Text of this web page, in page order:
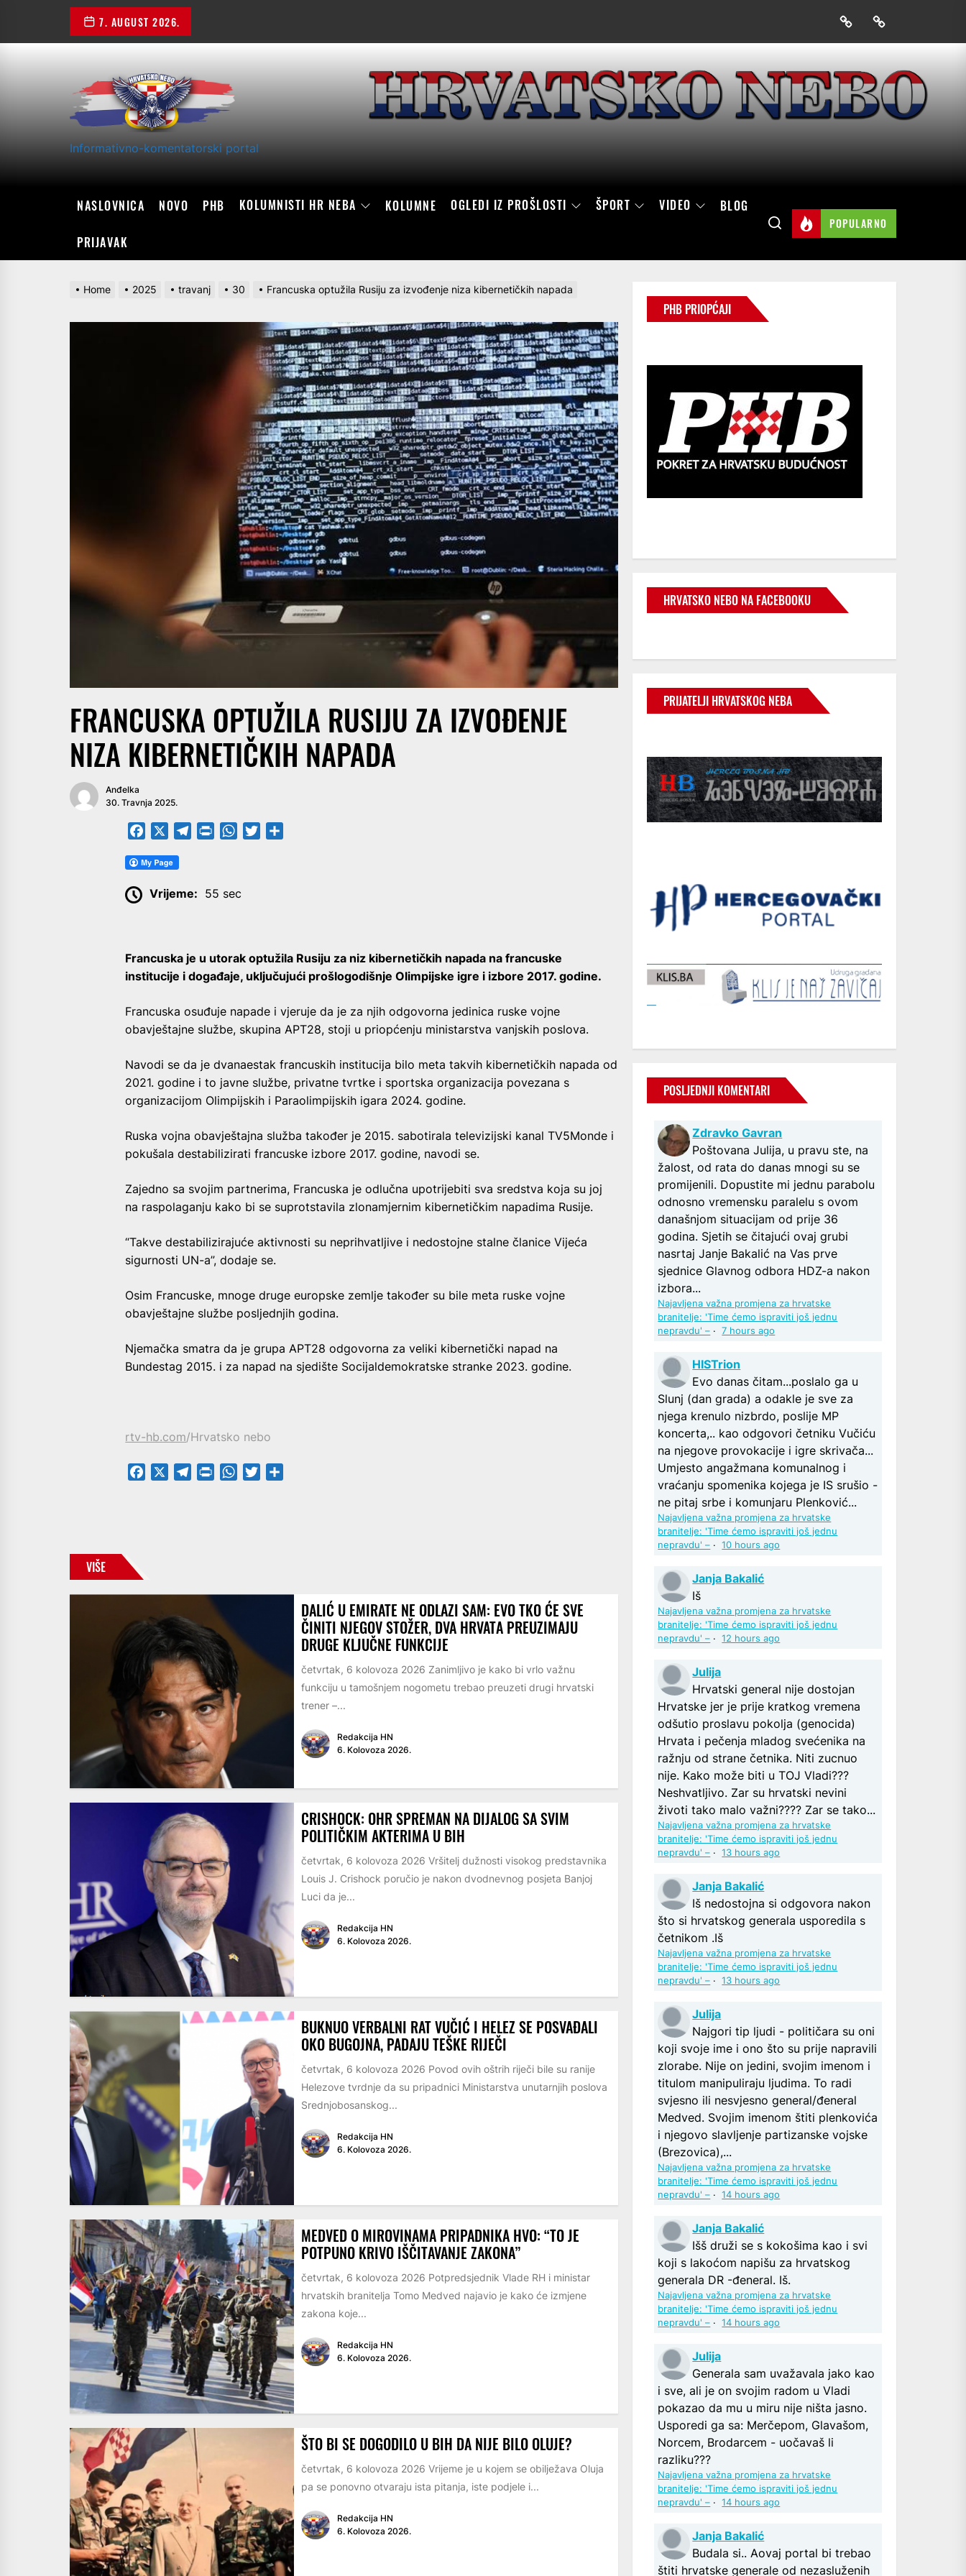
the
7. AUGUST 2026. PrijavakSkini
mobilnu
Hrvatskog
neba
Informativno-komentatorski portal
NASLOVNICA NOVO PHB KOLUMNISTI HR NEBA KOLUMNE OGLEDI IZ PROŠLOSTI ŠPORT VIDEO BLOG
PRIJAVAK
POPULARNO
Home 2025 travanj 30 Francuska optužila Rusiju za izvođenje niza kibernetičkih napada
FRANCUSKA OPTUŽILA RUSIJU ZA IZVOĐENJE
NIZA KIBERNETIČKIH NAPADA
Anđelka
30. Travnja 2025.
FacebookTelegramPrintFriendly
WhatsApp
Twitter
Vrijeme: 55 sec
Francuska je u utorak optužila Rusiju za niz kibernetičkih napada na francuske
institucije i događaje, uključujući prošlogodišnje Olimpijske igre i izbore 2017. godine.
Francuska osuđuje napade i vjeruje da je za njih odgovorna jedinica ruske vojne
obavještajne službe, skupina APT28, stoji u priopćenju ministarstva vanjskih poslova.
Navodi se da je dvanaestak francuskih institucija bilo meta takvih kibernetičkih napada od
2021. godine i to javne službe, privatne tvrtke i sportska organizacija povezana s
organizacijom Olimpijskih i Paraolimpijskih igara 2024. godine.
Ruska vojna obavještajna služba također je 2015. sabotirala televizijski kanal TV5Monde i
pokušala destabilizirati francuske izbore 2017. godine, navodi se.
Zajedno sa svojim partnerima, Francuska je odlučna upotrijebiti sva sredstva koja su joj
na raspolaganju kako bi se suprotstavila zlonamjernim kibernetičkim napadima Rusije.
“Takve destabilizirajuće aktivnosti su neprihvatljive i nedostojne stalne članice Vijeća
sigurnosti UN-a”, dodaje se.
Osim Francuske, mnoge druge europske zemlje također su bile meta ruske vojne
obavještajne službe posljednjih godina.
Njemačka smatra da je grupa APT28 odgovorna za veliki kibernetički napad na
Bundestag 2015. i za napad na sjedište Socijaldemokratske stranke 2023. godine.
rtv-hb.com/Hrvatsko nebo
FacebookTelegramPrintFriendly
WhatsApp
Twitter
VIŠE
DALIĆ U EMIRATE NE ODLAZI SAM: EVO TKO ĆE SVE
ČINITI NJEGOV STOŽER, DVA HRVATA PREUZIMAJU
DRUGE KLJUČNE FUNKCIJE
četvrtak, 6 kolovoza 2026 Zanimljivo je kako bi vrlo važnu
funkciju u tamošnjem nogometu trebao preuzeti drugi hrvatski
trener –...
Redakcija HN
6. Kolovoza 2026.
CRISHOCK: OHR SPREMAN NA DIJALOG SA SVIM
POLITIČKIM AKTERIMA U BIH
četvrtak, 6 kolovoza 2026 Vršitelj dužnosti visokog predstavnika
Louis J. Crishock poručio je nakon dvodnevnog posjeta Banjoj
Luci da je...
Redakcija HN
6. Kolovoza 2026.
BUKNUO VERBALNI RAT VUČIĆ I HELEZ SE POSVAĐALI
OKO BUGOJNA, PADAJU TEŠKE RIJEČI
četvrtak, 6 kolovoza 2026 Povod ovih oštrih riječi bile su ranije
Helezove tvrdnje da su pripadnici Ministarstva unutarnjih poslova
Srednjobosanskog...
Redakcija HN
6. Kolovoza 2026.
MEDVED O MIROVINAMA PRIPADNIKA HVO: “TO JE
POTPUNO KRIVO IŠČITAVANJE ZAKONA”
četvrtak, 6 kolovoza 2026 Potpredsjednik Vlade RH i ministar
hrvatskih branitelja Tomo Medved najavio je kako će izmjene
zakona koje...
Redakcija HN
6. Kolovoza 2026.
ŠTO BI SE DOGODILO U BIH DA NIJE BILO OLUJE?
četvrtak, 6 kolovoza 2026 Vrijeme je u kojem se obilježava Oluja
pa se ponovno otvaraju ista pitanja, iste podjele i...
Redakcija HN
6. Kolovoza 2026.
PHB PRIOPĆAJI
HRVATSKO NEBO NA FACEBOOKU
PRIJATELJI HRVATSKOG NEBA
POSLJEDNJI KOMENTARI
Zdravko Gavran
Poštovana Julija, u pravu ste, na
žalost, od rata do danas mnogi su se
promijenili. Dopustite mi jednu parabolu
odnosno vremensku paralelu s ovom
današnjom situacijam od prije 36
godina. Sjetih se čitajući ovaj grubi
nasrtaj Janje Bakalić na Vas prve
sjednice Glavnog odbora HDZ-a nakon
izbora...
Najavljena važna promjena za hrvatske
branitelje: 'Time ćemo ispraviti još jednu
nepravdu' – ·7 hours ago
HISTrion
Evo danas čitam...poslalo ga u
Slunj (dan grada) a odakle je sve za
njega krenulo nizbrdo, poslije MP
koncerta,.. kao odgovori četniku Vučiću
na njegove provokacije i igre skrivača...
Umjesto angažmana komunalnog i
vraćanju spomenika kojega je IS srušio -
ne pitaj srbe i komunjaru Plenković...
Najavljena važna promjena za hrvatske
branitelje: 'Time ćemo ispraviti još jednu
nepravdu' – ·10 hours ago
Janja Bakalić
Iš
Najavljena važna promjena za hrvatske
branitelje: 'Time ćemo ispraviti još jednu
nepravdu' – ·12 hours ago
Julija
Hrvatski general nije dostojan
Hrvatske jer je prije kratkog vremena
odšutio proslavu pokolja (genocida)
Hrvata i pečenja mladog svećenika na
ražnju od strane četnika. Niti zucnuo
nije. Kako može biti u TOJ Vladi???
Neshvatljivo. Zar su hrvatski nevini
životi tako malo važni???? Zar se tako...
Najavljena važna promjena za hrvatske
branitelje: 'Time ćemo ispraviti još jednu
nepravdu' – ·13 hours ago
Janja Bakalić
Iš nedostojna si odgovora nakon
što si hrvatskog generala usporedila s
četnikom .Iš
Najavljena važna promjena za hrvatske
branitelje: 'Time ćemo ispraviti još jednu
nepravdu' – ·13 hours ago
Julija
Najgori tip ljudi - političara su oni
koji svoje ime i ono što su prije napravili
zlorabe. Nije on jedini, svojim imenom i
titulom manipuliraju ljudima. To radi
svjesno ili nesvjesno general/đeneral
Medved. Svojim imenom štiti plenkovića
i njegovo slavljenje partizanske vojske
(Brezovica),...
Najavljena važna promjena za hrvatske
branitelje: 'Time ćemo ispraviti još jednu
nepravdu' – ·14 hours ago
Janja Bakalić
Išš druži se s kokošima kao i svi
koji s lakoćom napišu za hrvatskog
generala DR -đeneral. Iš.
Najavljena važna promjena za hrvatske
branitelje: 'Time ćemo ispraviti još jednu
nepravdu' – ·14 hours ago
Julija
Generala sam uvažavala jako kao
i sve, ali je on svojim radom u Vladi
pokazao da mu u miru nije ništa jasno.
Usporedi ga sa: Merčepom, Glavašom,
Norcem, Brodarcem - uočavaš li
razliku???
Najavljena važna promjena za hrvatske
branitelje: 'Time ćemo ispraviti još jednu
nepravdu' – ·14 hours ago
Janja Bakalić
Budala si.. Aovaj portal bi trebao
štiti hrvatske generale od nezasluženih